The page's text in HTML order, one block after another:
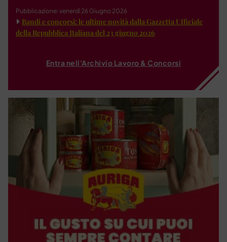
Pubblicazione: venerdì 26 Giugno 2026
Bandi e concorsi: le ultime novità dalla Gazzetta Ufficiale
della Repubblica Italiana del 23 giugno 2026
Entra nell'Archivio Lavoro & Concorsi